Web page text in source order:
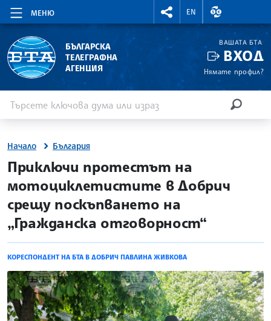
МЕНЮ
RIGHTMENU.SOCIAL
EN
ВАЛУТНИ
БЪЛГАРСКА
ТЕЛЕГРАФНА
АГЕНЦИЯ
ВАШАТА БТА
ВХОД
Нямате профил?
Начало България
site.bta
Приключи протестът на
мотоциклетистите в Добрич
срещу поскъпването на
„Гражданска отговорност“
КОРЕСПОНДЕНТ НА БТА В ДОБРИЧ ПАВЛИНА ЖИВКОВА